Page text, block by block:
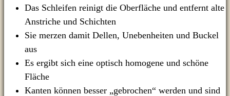
Das Schleifen reinigt die Oberfläche und entfernt alte
Anstriche und Schichten
Sie merzen damit Dellen, Unebenheiten und Buckel
aus
Es ergibt sich eine optisch homogene und schöne
Fläche
Kanten können besser „gebrochen“ werden und sind